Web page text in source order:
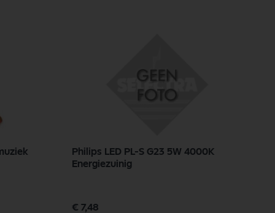
Philips LED PL-S G23 5W 4000K
Energiezuinig
€ 7,48